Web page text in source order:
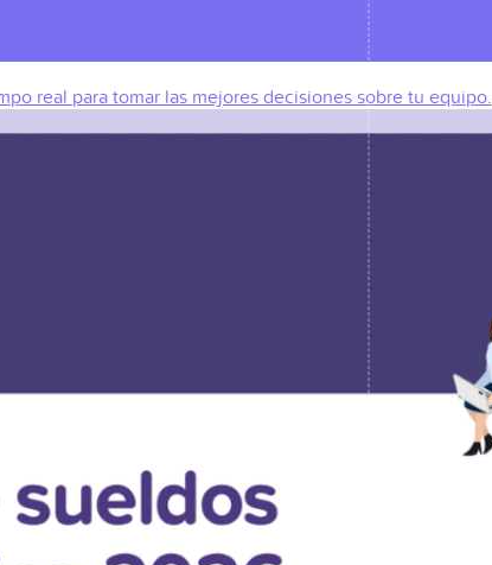
real para tomar las mejores decisiones sobre tu equipo.